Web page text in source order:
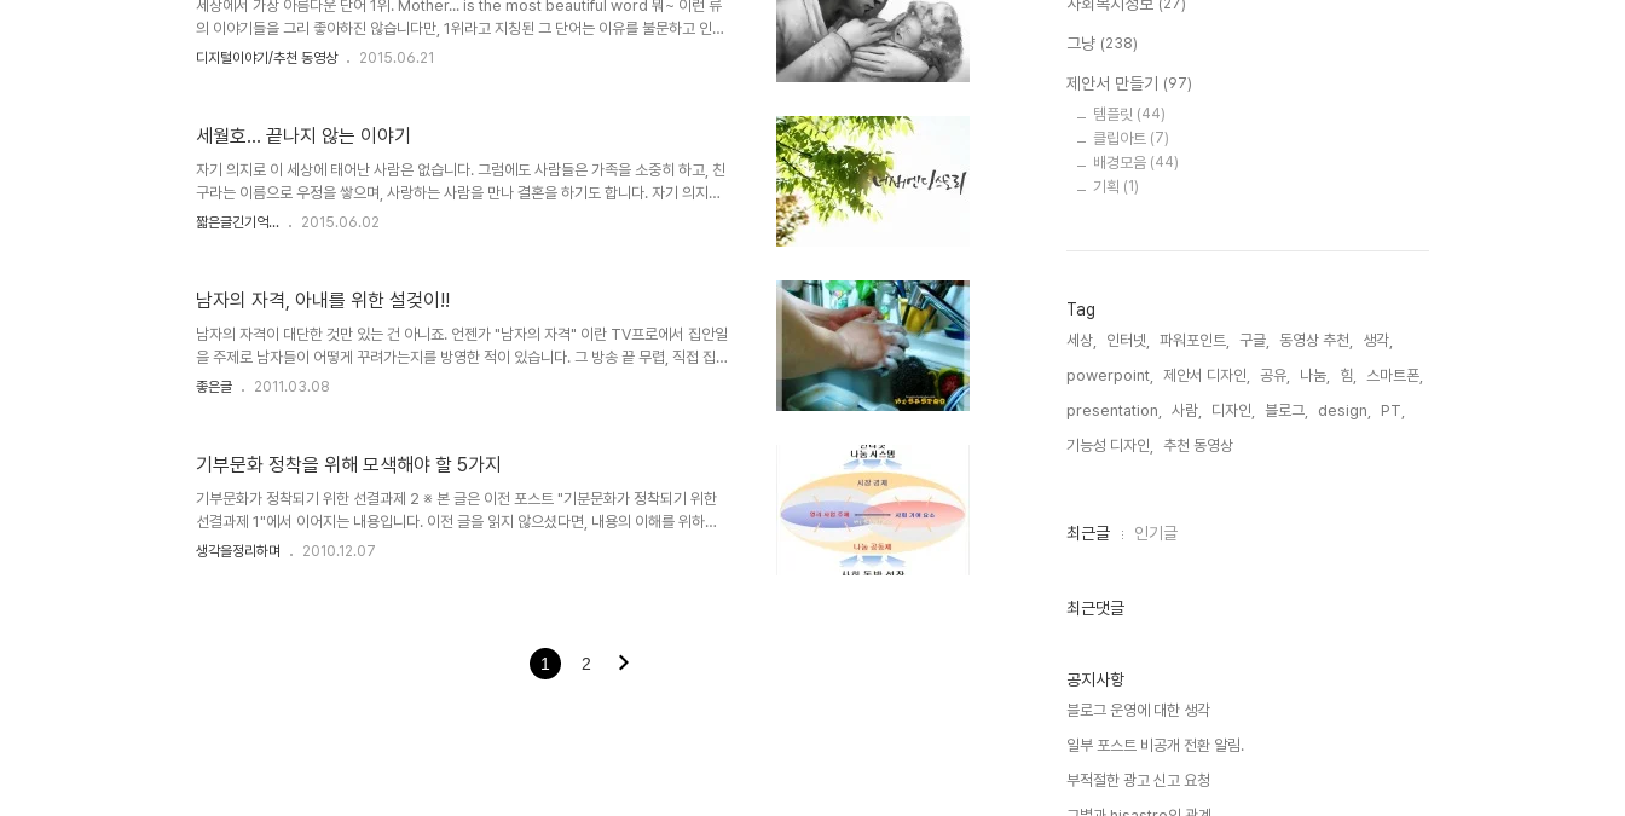
세상에서 가장 아름다운 단어 1위. Mother... is the most beautiful word 뭐~ 이런 류
의 이야기들을 그리 좋아하진 않습니다만, 1위라고 지칭된 그 단어는 이유를 불문하고 인정
할 수 밖에 없습니다. 그것이 어떤 언어로 표현되든 모든 사람을 잉태한 원류이자 그 자식을
난 시간을 들춰 나를 돌아보다 보면 목구멍에 걸릴만큼의 울컥거림으로 부모님에 대한 죄송
함이 밀려올 때가 있습니다. 세상이 세상인지라... ..
디지털이야기/추천 동영상 2015.06.21
세월호... 끝나지 않는 이야기
자기 의지로 이 세상에 태어난 사람은 없습니다. 그럼에도 사람들은 가족을 소중히 하고, 친
구라는 이름으로 우정을 쌓으며, 사랑하는 사람을 만나 결혼을 하기도 합니다. 자기 의지로
세상에 태어나지 않았어도 어떤 의미가 부여되어 살아가는 것이 우리 사람들의 모습입니다.
말을 농담이라며... 뚫린 입이라고 내 뱉지만... 정말이지 자신의 가족이 그렇게 수장을 당했
다고 해도 그러할지... 아마도 그 상황이 되면 더했을 거라고 확신합니다. 물론, ..
짧은글긴기억... 2015.06.02
남자의 자격, 아내를 위한 설겆이!!
남자의 자격이 대단한 것만 있는 건 아니죠. 언젠가 "남자의 자격" 이란 TV프로에서 집안일
을 주제로 남자들이 어떻게 꾸려가는지를 방영한 적이 있습니다. 그 방송 끝 무렵, 직접 집
안일을 해본 후 정말 힘들다는 것을 느낀 개그맨 이경규 씨가 마지막 대사로 말을 합니다.
그런데, 아이러니하게도 결혼 전 대부분 남자들은 무엇이든 다 잘해줄 것처럼 예비 아내에
게 말합니다. 그러나 정작 결혼 후 모습은 다들 약속이라도 한 듯 결혼 전 얘기와는..
좋은글 2011.03.08
기부문화 정착을 위해 모색해야 할 5가지
기부문화가 정착되기 위한 선결과제 2 ※ 본 글은 이전 포스트 "기분문화가 정착되기 위한
선결과제 1"에서 이어지는 내용입니다. 이전 글을 읽지 않으셨다면, 내용의 이해를 위하여
이전 포스트를 먼저 읽어보시길 당부드립니다. 제가 이글을 쓰며 우려스러운 건 어느 특정
각합니다. 참고 글 ☞ 모금 단체들 - 종교성향 분류 참고기사 ☞ 사회복지공동모금회 비리
생각을정리하며 2010.12.07
1 2
(27)
그냥 (238)
제안서 만들기 (97)
템플릿 (44)
클립아트 (7)
배경모음 (44)
기획 (1)
Tag
세상, 인터넷, 파워포인트, 구글, 동영상 추천,
생각,
powerpoint,
제안서 디자인, 공유, 나눔, 힘,
스마트폰,
presentation,
사람, 디자인, 블로그, design,
PT,
기능성 디자인,
추천 동영상,
최
인
최근글 인기글
최근댓글
공지사항
블로그 운영에 대한 생각
일부 포스트 비공개 전환 알림.
부적절한 광고 신고 요청